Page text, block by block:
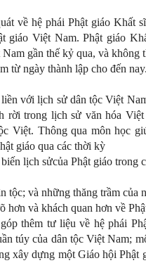
về hệ phái Phật giáo Khất
giáo Việt Nam. Phật giáo
gần thế kỷ qua, và không
từ ngày thành lập cho đến
với lịch sử dân tộc Việt
rời trong lịch sử văn hóa
Việt. Thông qua môn học
giáo qua các thời kỳ
lịch sửcủa Phật giáo trong
tộc; và những thăng trầm của
hơn và khách quan hơn về
thêm tư liệu về hệ phái
túy của dân tộc Việt Nam;
xây dựng một Giáo hội Phật